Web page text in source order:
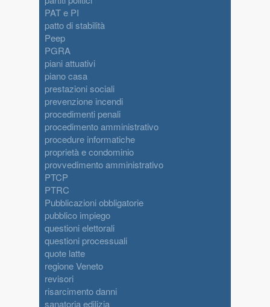
PAT e PI
patto di stabilità
Peep
PGRA
piani attuativi
piano casa
prestazioni sociali
prevenzione incendi
procedimenti penali
procedimento amministrativo
procedure informatiche
proprietà e condominio
provvedimento amministrativo
PTCP
PTRC
Pubblicazioni obbligatorie
pubblico impiego
questioni elettorali
questioni processuali
quote latte
regione Veneto
revisori
risarcimento danni
sanatoria edilizia